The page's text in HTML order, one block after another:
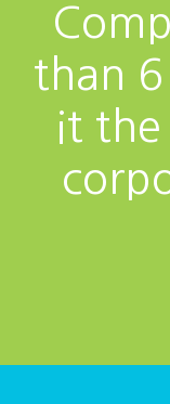
than 6
it the